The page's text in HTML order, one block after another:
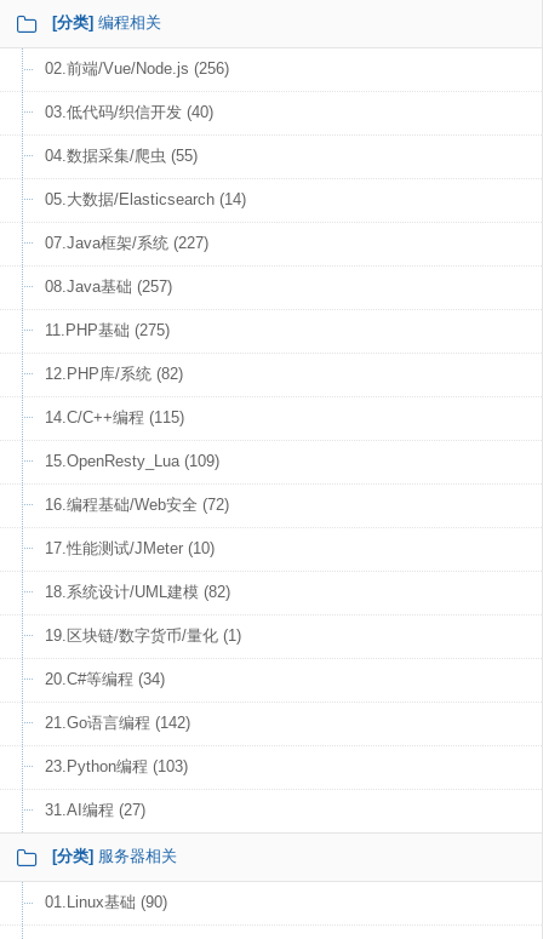
[分类] 编程相关
02.前端/Vue/Node.js (256)
03.低代码/织信开发 (40)
04.数据采集/爬虫 (55)
05.大数据/Elasticsearch (14)
07.Java框架/系统 (227)
08.Java基础 (257)
11.PHP基础 (275)
12.PHP库/系统 (82)
14.C/C++编程 (115)
15.OpenResty_Lua (109)
16.编程基础/Web安全 (72)
17.性能测试/JMeter (10)
18.系统设计/UML建模 (82)
19.区块链/数字货币/量化 (1)
20.C#等编程 (34)
21.Go语言编程 (142)
23.Python编程 (103)
31.AI编程 (27)
[分类] 服务器相关
01.Linux基础 (90)